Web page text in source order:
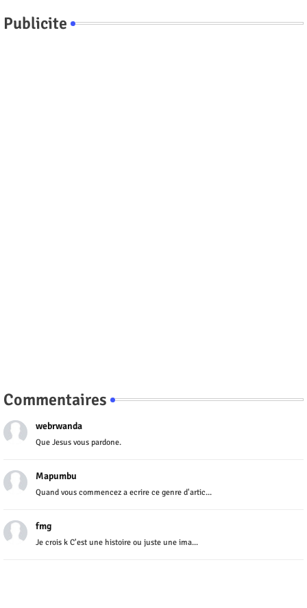
Publicite
Commentaires
webrwanda
Que Jesus vous pardone.
Mapumbu
Quand vous commencez a ecrire ce genre d'artic...
fmg
Je crois k C'est une histoire ou juste une ima...